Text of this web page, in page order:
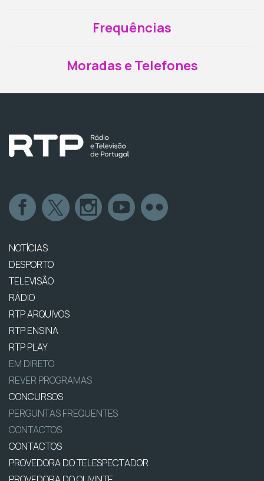
Frequências
Moradas e Telefones
NOTÍCIAS
DESPORTO
TELEVISÃO
RÁDIO
RTP ARQUIVOS
RTP ENSINA
RTP PLAY
EM DIRETO
REVER PROGRAMAS
CONCURSOS
PERGUNTAS FREQUENTES
CONTACTOS
CONTACTOS
PROVEDORA DO TELESPECTADOR